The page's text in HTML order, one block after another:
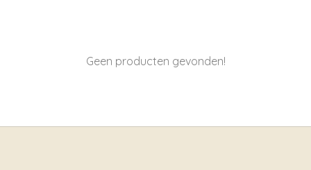
Geen producten gevonden!